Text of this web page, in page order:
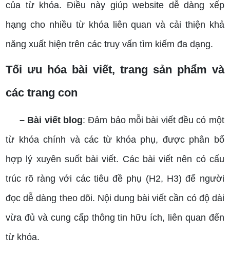
của từ khóa. Điều này giúp website dễ dàng xếp
hạng cho nhiều từ khóa liên quan và cải thiện khả
năng xuất hiện trên các truy vấn tìm kiếm đa dạng.
Tối ưu hóa bài viết, trang sản phẩm và
các trang con
– Bài viết blog: Đảm bảo mỗi bài viết đều có một
từ khóa chính và các từ khóa phụ, được phân bổ
hợp lý xuyên suốt bài viết. Các bài viết nên có cấu
trúc rõ ràng với các tiêu đề phụ (H2, H3) để người
đọc dễ dàng theo dõi. Nội dung bài viết cần có độ dài
vừa đủ và cung cấp thông tin hữu ích, liên quan đến
từ khóa.